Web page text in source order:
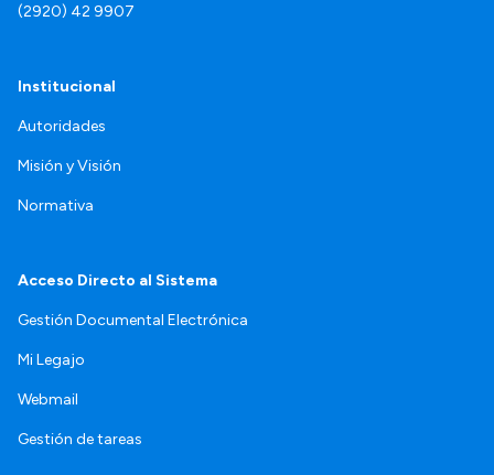
(2920) 42 9907
Institucional
Autoridades
Misión y Visión
Normativa
Acceso Directo al Sistema
Gestión Documental Electrónica
Mi Legajo
Webmail
Gestión de tareas